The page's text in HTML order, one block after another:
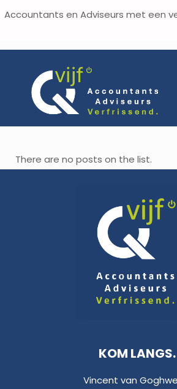
Accountants en Adviseurs met
There are no posts on the list.
KOM LANGS.
Vincent van